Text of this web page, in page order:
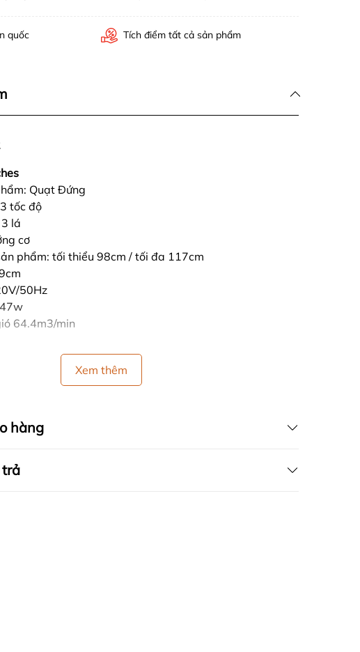
quốc Tích điểm tất cả sản phẩm
Quạt Đứng
tốc độ
lá
cơ
phẩm: tối thiểu 98cm / tối đa 117cm
50Hz
64.4m3/min
Xem thêm
hàng
trả